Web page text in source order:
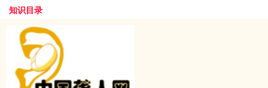
知识目录